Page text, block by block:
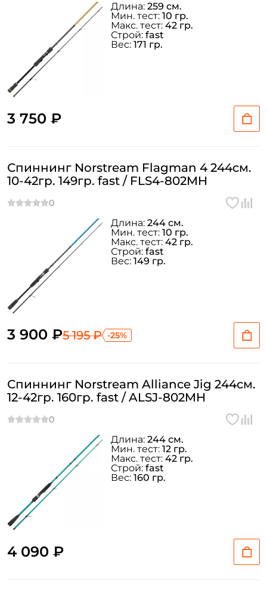
3 750 ₽
Длина: 259 см.
Мин. тест: 10 гр.
Макс. тест: 42 гр.
Строй: fast
Вес: 171 гр.
Спиннинг Norstream Flagman 4 244см.
10-42гр. 149гр. fast / FLS4-802MH
3 900 ₽5 195 ₽ -25%
Длина: 244 см.
Мин. тест: 10 гр.
Макс. тест: 42 гр.
Строй: fast
Вес: 149 гр.
Спиннинг Norstream Alliance Jig 244см.
12-42гр. 160гр. fast / ALSJ-802MH
4 090 ₽
Длина: 244 см.
Мин. тест: 12 гр.
Макс. тест: 42 гр.
Строй: fast
Вес: 160 гр.